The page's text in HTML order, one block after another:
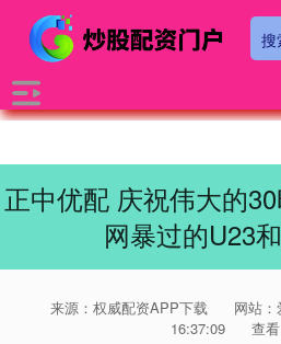
正中优配 庆祝伟大的
网暴过的U23
来源：权威配资APP下载 网站：
16:37:09
查